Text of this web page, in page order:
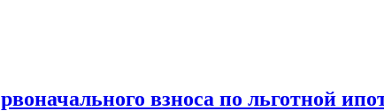
взноса по льготной